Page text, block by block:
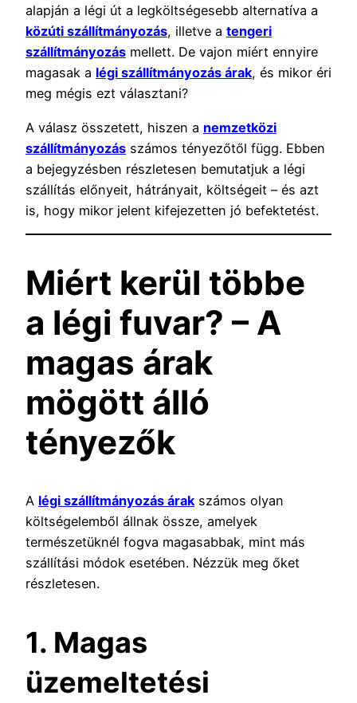
alapján a légi út a legköltségesebb alternatíva a
közúti szállítmányozás, illetve a tengeri
szállítmányozás mellett. De vajon miért ennyire
magasak a légi szállítmányozás árak, és mikor éri
meg mégis ezt választani?
A válasz összetett, hiszen a nemzetközi
szállítmányozás számos tényezőtől függ. Ebben
a bejegyzésben részletesen bemutatjuk a légi
szállítás előnyeit, hátrányait, költségeit – és azt
is, hogy mikor jelent kifejezetten jó befektetést.
Miért kerül többe
a légi fuvar? – A
magas árak
mögött álló
tényezők
A légi szállítmányozás árak számos olyan
költségelemből állnak össze, amelyek
természetüknél fogva magasabbak, mint más
szállítási módok esetében. Nézzük meg őket
részletesen.
1. Magas
üzemeltetési